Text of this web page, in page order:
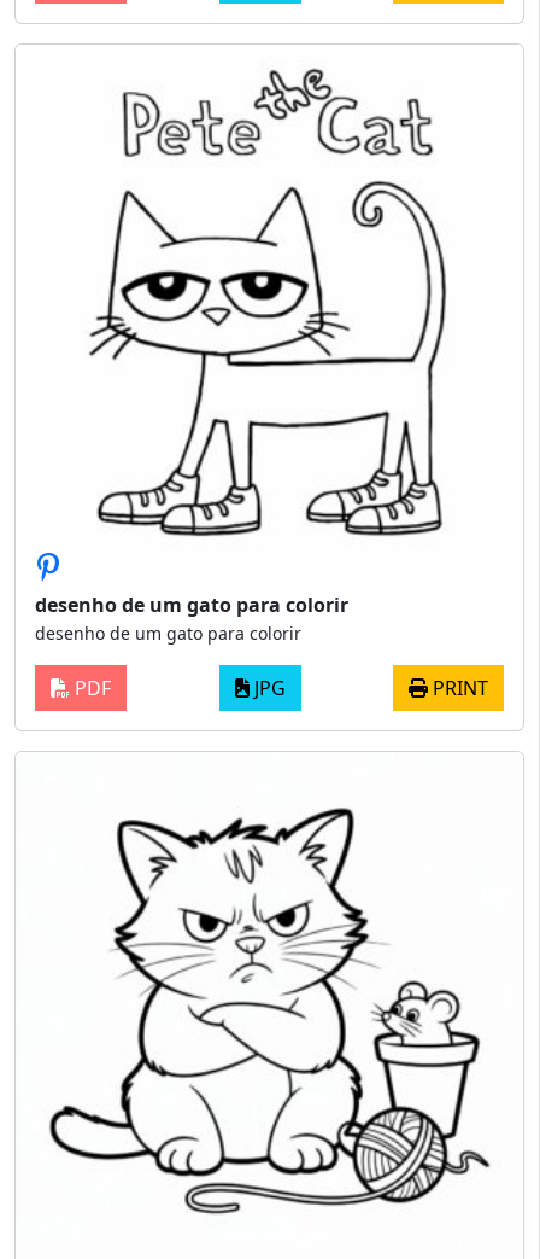
desenho de um gato para colorir
desenho de um gato para colorir
PDF JPG PRINT